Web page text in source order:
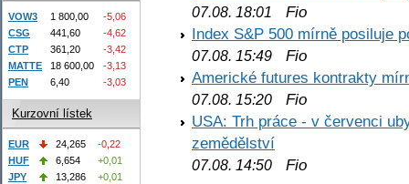
07.08. 18:01
Fio
Index S&P 500 mírně posiluje
07.08. 15:49 Fio
Americké futures kontrakty
07.08. 15:20 Fio
USA: Trh práce - v červenci
zemědělství
07.08. 14:50 Fio
VOW3 1 800,00
-5,06
CSG
441,60
-4,62
CTP
361,20
-3,42
MATTE
18 600,00
-3,13
PEN
6,40 -3,03
Kurzovní lístek
EUR 24,265
-0,22
HUF
6,654
+0,01
JPY
13,286
+0,01